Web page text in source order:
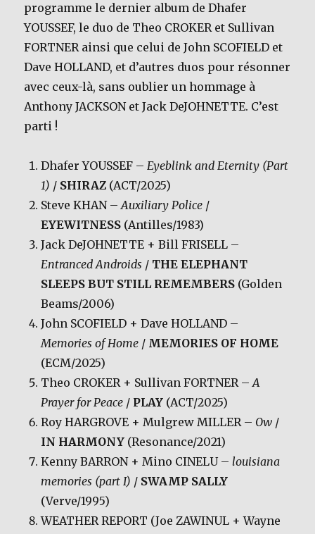
programme le dernier album de Dhafer
YOUSSEF, le duo de Theo CROKER et Sullivan
FORTNER ainsi que celui de John SCOFIELD et
Dave HOLLAND, et d’autres duos pour résonner
avec ceux-là, sans oublier un hommage à
Anthony JACKSON et Jack DeJOHNETTE. C’est
parti !
Dhafer YOUSSEF –Eyeblink and Eternity (Part
1) / SHIRAZ (ACT/2025)
Steve KHAN –Auxiliary Police /
EYEWITNESS (Antilles/1983)
Jack DeJOHNETTE + Bill FRISELL –
Entranced Androids / THE ELEPHANT
SLEEPS BUT STILL REMEMBERS (Golden
Beams/2006)
John SCOFIELD + Dave HOLLAND –
Memories of Home / MEMORIES OF HOME
(ECM/2025)
Theo CROKER + Sullivan FORTNER –A
Prayer for Peace / PLAY (ACT/2025)
Roy HARGROVE + Mulgrew MILLER – Ow /
IN HARMONY (Resonance/2021)
Kenny BARRON + Mino CINELU –louisiana
memories (part I) / SWAMP SALLY
(Verve/1995)
WEATHER REPORT (Joe ZAWINUL + Wayne